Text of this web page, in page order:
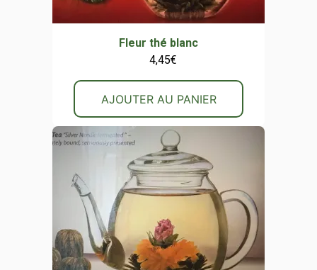
Fleur thé blanc
4,45€
AJOUTER AU PANIER